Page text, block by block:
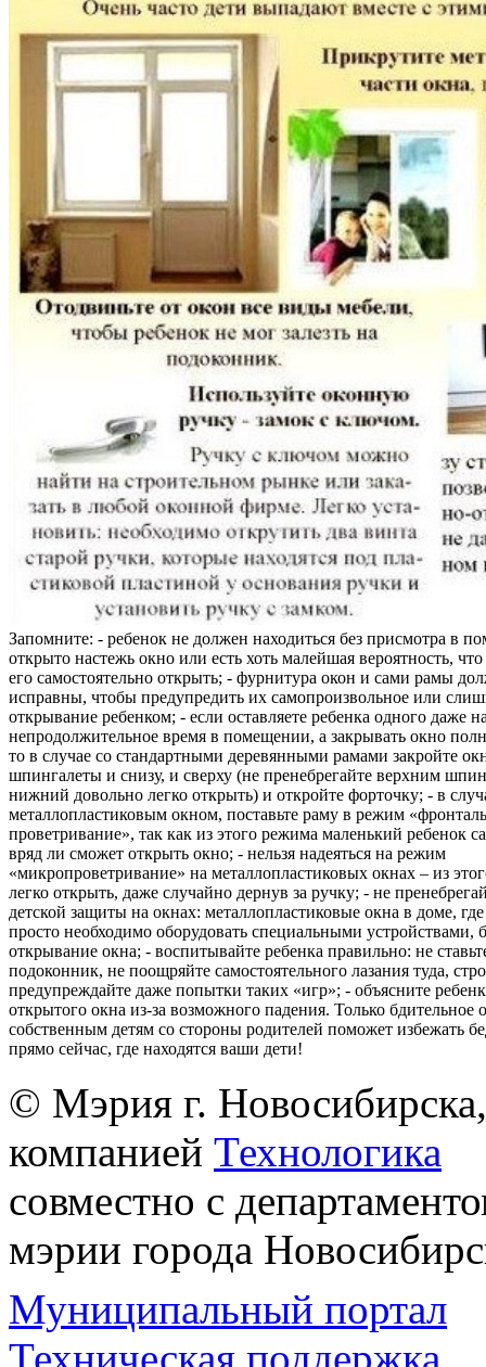
Запомните: - ребенок не должен находиться без присмотра в
открыто настежь окно или есть хоть малейшая вероятность,
его самостоятельно открыть; - фурнитура окон и сами рамы
исправны, чтобы предупредить их самопроизвольное или
открывание ребенком; - если оставляете ребенка одного даже
непродолжительное время в помещении, а закрывать окно
то в случае со стандартными деревянными рамами закройте
шпингалеты и снизу, и сверху (не пренебрегайте верхним
нижний довольно легко открыть) и откройте форточку; - в
металлопластиковым окном, поставьте раму в режим
проветривание», так как из этого режима маленький ребенок
вряд ли сможет открыть окно; - нельзя надеяться на режим
«микропроветривание» на металлопластиковых окнах – из
легко открыть, даже случайно дернув за ручку; - не
детской защиты на окнах: металлопластиковые окна в доме, где
просто необходимо оборудовать специальными
открывание окна; - воспитывайте ребенка правильно: не
подоконник, не поощряйте самостоятельного лазания туда,
предупреждайте даже попытки таких «игр»; - объясните
открытого окна из-за возможного падения. Только бдительное
собственным детям со стороны родителей поможет избежать
прямо сейчас, где находятся ваши дети!
© Мэрия г.
компанией Технологика
совместно с
мэрии города
Муниципальный портал